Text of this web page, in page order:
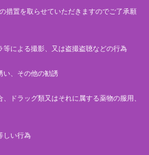
措置を取らせていただきますのでご了承願
による撮影、又は盗撮盗聴などの行為
、その他の勧誘
ドラッグ類又はそれに属する薬物の服用、
しい行為